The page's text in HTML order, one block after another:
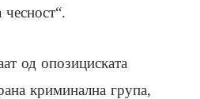
од опозициската
криминална група,